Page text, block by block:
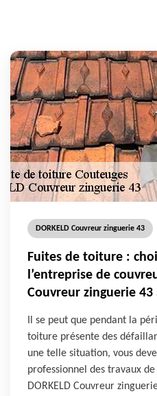
DORKELD Couvreur zinguerie 43
Fuites de toiture :
l’entreprise de
Couvreur zinguerie 43
Il se peut que pendant la
toiture présente des
une telle situation, vous
professionnel des travaux
DORKELD Couvreur